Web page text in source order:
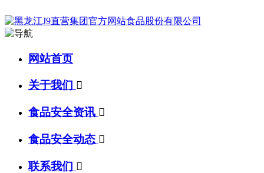
网站首页
关于我们 
食品安全资讯 
食品安全动态 
联系我们 